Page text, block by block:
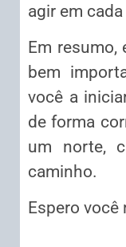
agir em
Em resumo,
bem
você a
de forma
um norte,
caminho.
Espero